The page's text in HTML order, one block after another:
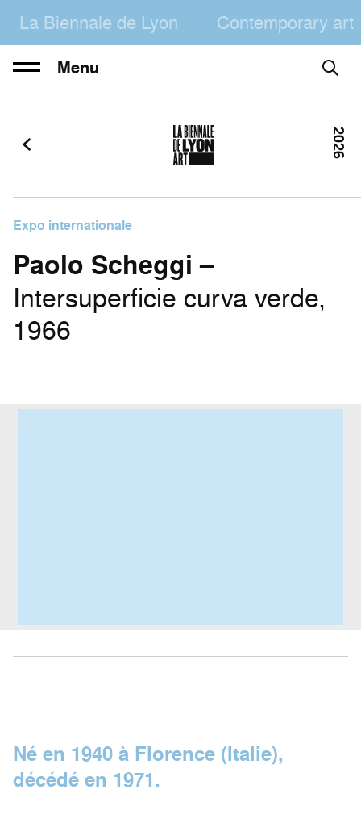
La Biennale de Lyon Contemporary art
Menu
Expo internationale
Paolo Scheggi –
Intersuperficie curva verde,
1966
2026
Né en 1940 à Florence (Italie),
décédé en 1971.